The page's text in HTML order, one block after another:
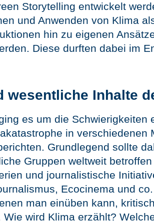
Storytelling entwickelt
und Anwenden von Klima
hin zu eigenen
Diese durften dabei im
wesentliche Inhalte
es um die Schwierigkeiten
in verschiedenen
Grundlegend sollte
Gruppen weltweit
und journalistische
Ecocinema und
man einüben kann,
Wie wird Klima erzählt?